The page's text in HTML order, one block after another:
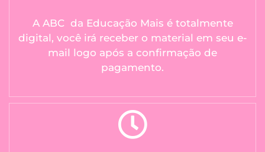
A ABC da Educação Mais é totalmente
digital, você irá receber o material em seu e-
mail logo após a confirmação de
pagamento.